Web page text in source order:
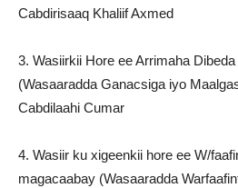
Cabdirisaaq Khaliif Axmed
3. Wasiirkii Hore ee Arrimaha
(Wasaaradda Ganacsiga iyo
Cabdilaahi Cumar
4. Wasiir ku xigeenkii hore ee W/
magacaabay (Wasaaradda